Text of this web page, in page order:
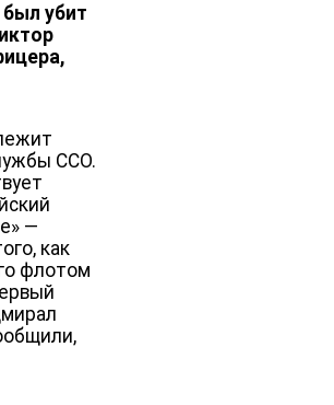
убит
ССО.
—
как
флотом